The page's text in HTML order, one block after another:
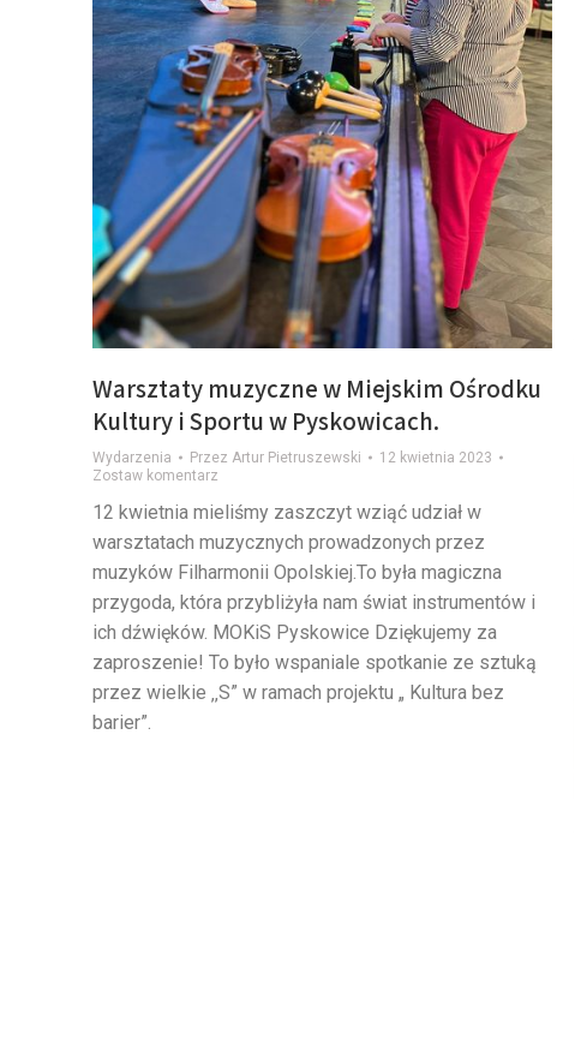
Warsztaty muzyczne w Miejskim Ośrodku
Kultury i Sportu w Pyskowicach.
Wydarzenia Przez Artur Pietruszewski
12 kwietnia 2023
Zostaw komentarz
12 kwietnia mieliśmy zaszczyt wziąć udział w
warsztatach muzycznych prowadzonych przez
muzyków Filharmonii Opolskiej.To była magiczna
przygoda, która przybliżyła nam świat instrumentów i
ich dźwięków. MOKiS Pyskowice Dziękujemy za
zaproszenie! To było wspaniale spotkanie ze sztuką
przez wielkie ‚‚S” w ramach projektu „ Kultura bez
barier”.